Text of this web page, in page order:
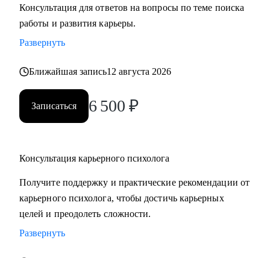
Консультация для ответов на вопросы по теме поиска
работы и развития карьеры.
Развернуть
Ближайшая запись12 августа 2026
Записаться 6 500 ₽
Консультация карьерного психолога
Получите поддержку и практические рекомендации от
карьерного психолога, чтобы достичь карьерных
целей и преодолеть сложности.
Развернуть